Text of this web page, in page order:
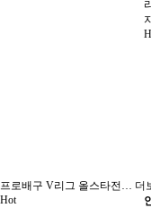
프로배구 V리그 올스타전… 더
Hot